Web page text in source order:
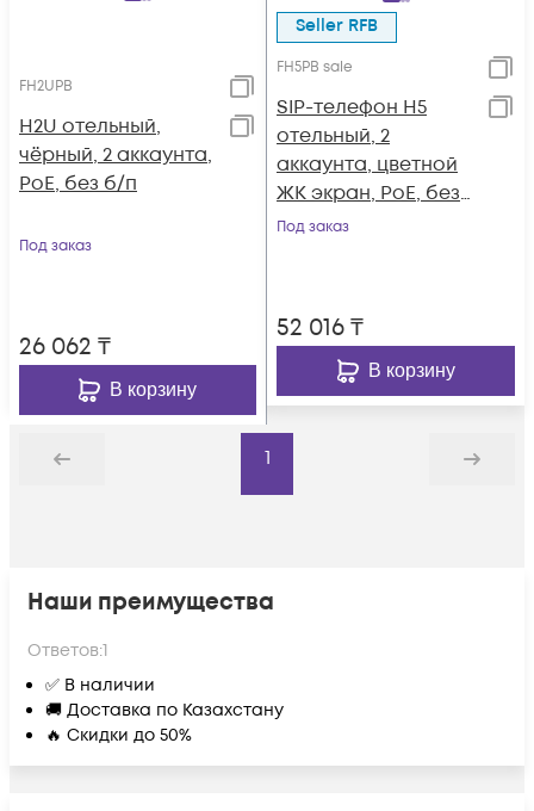
FH2UPB
H2U отельный,
чёрный, 2 аккаунта,
PoE, без б/п
Под заказ
26 062 ₸
В корзину
Seller RFB
FH5PB sale
SIP-телефон H5
отельный, 2
аккаунта, цветной
ЖК экран, PoE, без
б/п
Под заказ
52 016₸
В корзину
Назад
1
Дальше
Наши преимущества
Ответов:1
✅ В наличии
🚚 Доставка по Казахстану
🔥 Скидки до 50%